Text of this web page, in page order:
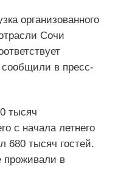
организованного
Сочи
в пресс-
тысяч
с начала летнего
680 тысяч гостей.
проживали в